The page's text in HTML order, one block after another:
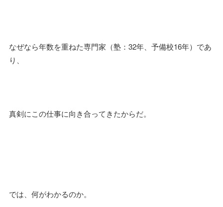
なぜなら年数を重ねた専門家（塾：32年、予備校16年）であ
り、
真剣にこの仕事に向き合ってきたからだ。
では、何がわかるのか。